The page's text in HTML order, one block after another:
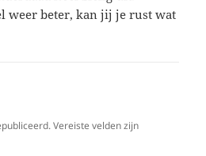
weer beter, kan jij je rust wat
Vereiste velden zijn